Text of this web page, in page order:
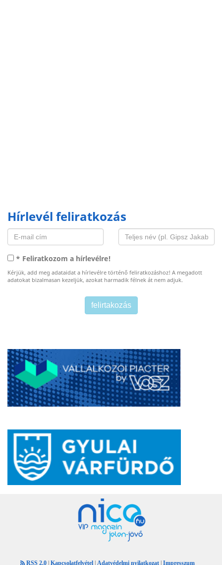
Hírlevél feliratkozás
* Feliratkozom a hírlevélre!
Kérjük, add meg adataidat a hírlevélre történő feliratkozáshoz! A megadott
adatokat bizalmasan kezeljük, azokat harmadik félnek át nem adjuk.
RSS 2.0 Kapcsolatfelvétel Adatvédelmi nyilatkozat Impresszum